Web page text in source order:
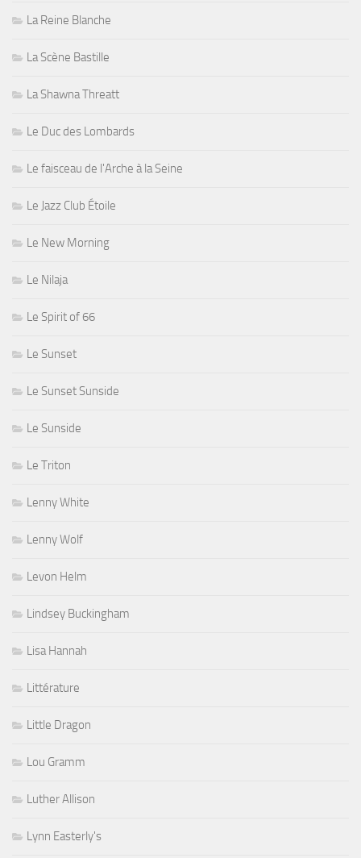
La Reine Blanche
La Scène Bastille
La Shawna Threatt
Le Duc des Lombards
Le faisceau de l'Arche à la Seine
Le Jazz Club Étoile
Le New Morning
Le Nilaja
Le Spirit of 66
Le Sunset
Le Sunset Sunside
Le Sunside
Le Triton
Lenny White
Lenny Wolf
Levon Helm
Lindsey Buckingham
Lisa Hannah
Littérature
Little Dragon
Lou Gramm
Luther Allison
Lynn Easterly's